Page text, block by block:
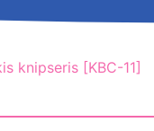
knipseris [KBC-11]